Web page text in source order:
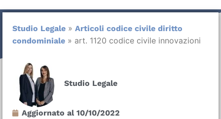
Studio Legale » Articoli codice civile diritto
condominiale » art. 1120 codice civile innovazioni
Studio Legale
Aggiornato al 10/10/2022